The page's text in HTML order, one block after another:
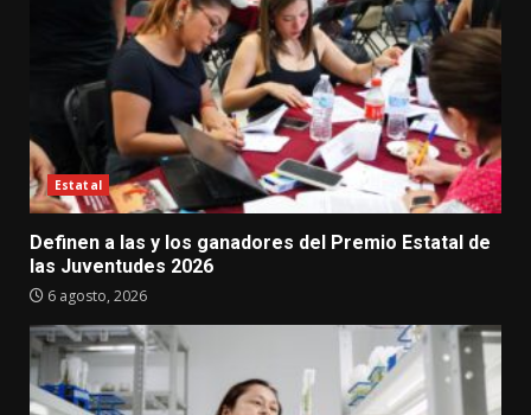
Estatal
Definen a las y los ganadores del Premio Estatal de
las Juventudes 2026
6 agosto, 2026